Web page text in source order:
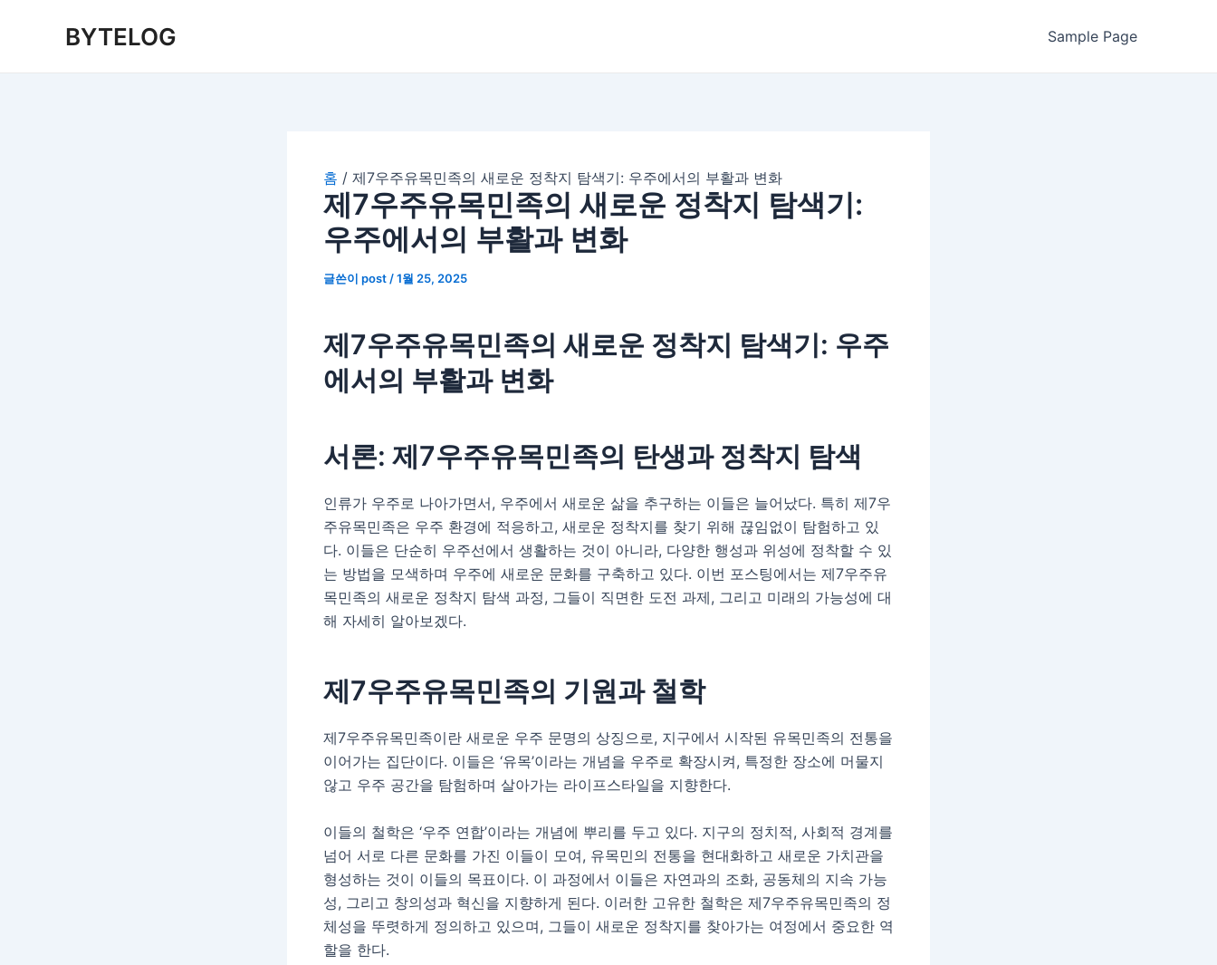
BYTELOG Sample Page
홈 제7우주유목민족의 새로운 정착지 탐색기: 우주에서의 부활과 변화
제7우주유목민족의 새로운 정착지 탐색기:
우주에서의 부활과 변화
글쓴이 post /1월 25, 2025
제7우주유목민족의 새로운 정착지 탐색기: 우주
에서의 부활과 변화
서론: 제7우주유목민족의 탄생과 정착지 탐색
인류가 우주로 나아가면서, 우주에서 새로운 삶을 추구하는 이들은 늘어났다. 특히 제7우
주유목민족은 우주 환경에 적응하고, 새로운 정착지를 찾기 위해 끊임없이 탐험하고 있
다. 이들은 단순히 우주선에서 생활하는 것이 아니라, 다양한 행성과 위성에 정착할 수 있
는 방법을 모색하며 우주에 새로운 문화를 구축하고 있다. 이번 포스팅에서는 제7우주유
목민족의 새로운 정착지 탐색 과정, 그들이 직면한 도전 과제, 그리고 미래의 가능성에 대
해 자세히 알아보겠다.
제7우주유목민족의 기원과 철학
제7우주유목민족이란 새로운 우주 문명의 상징으로, 지구에서 시작된 유목민족의 전통을
이어가는 집단이다. 이들은 ‘유목’이라는 개념을 우주로 확장시켜, 특정한 장소에 머물지
않고 우주 공간을 탐험하며 살아가는 라이프스타일을 지향한다.
이들의 철학은 ‘우주 연합’이라는 개념에 뿌리를 두고 있다. 지구의 정치적, 사회적 경계를
넘어 서로 다른 문화를 가진 이들이 모여, 유목민의 전통을 현대화하고 새로운 가치관을
형성하는 것이 이들의 목표이다. 이 과정에서 이들은 자연과의 조화, 공동체의 지속 가능
성, 그리고 창의성과 혁신을 지향하게 된다. 이러한 고유한 철학은 제7우주유목민족의 정
체성을 뚜렷하게 정의하고 있으며, 그들이 새로운 정착지를 찾아가는 여정에서 중요한 역
할을 한다.